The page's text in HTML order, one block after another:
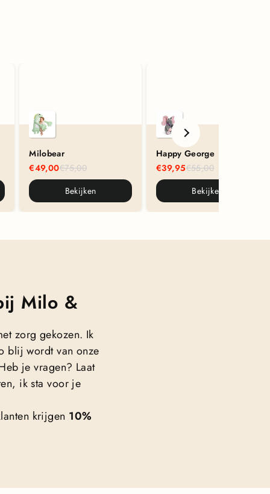
Milobear
€49,00€75,00
Bekijken
Happy George
€39,95€55,00
Bekijken
Milo &
zorg gekozen. Ik
blij wordt van onze
je vragen? Laat
ik sta voor je
krijgen 10%